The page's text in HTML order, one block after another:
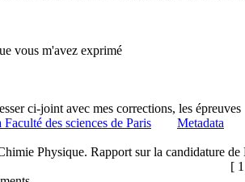
vous m'avez exprimé
ci-joint avec mes corrections, les épreuves
des sciences de Paris
Metadata
Physique. Rapport sur la candidature de
[